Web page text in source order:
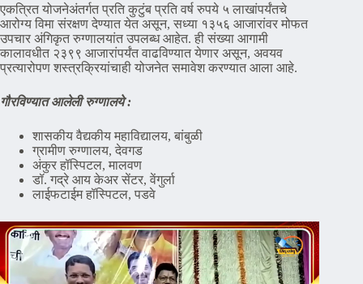
एकत्रित योजनेअंतर्गत प्रति कुटुंब प्रति वर्ष रुपये ५ लाखांपर्यंतचे
आरोग्य विमा संरक्षण देण्यात येत असून, सध्या १३५६ आजारांवर मोफत
उपचार अंगिकृत रुग्णालयांत उपलब्ध आहेत. ही संख्या आगामी
कालावधीत २३९९ आजारांपर्यंत वाढविण्यात येणार असून, अवयव
प्रत्यारोपण शस्त्रक्रियांचाही योजनेत समावेश करण्यात आला आहे.
गौरविण्यात आलेली रुग्णालये :
शासकीय वैद्यकीय महाविद्यालय, बांबुळी
ग्रामीण रुग्णालय, देवगड
अंकुर हॉस्पिटल, मालवण
डॉ. गद्रे आय केअर सेंटर, वेंगुर्ला
लाईफटाईम हॉस्पिटल, पडवे